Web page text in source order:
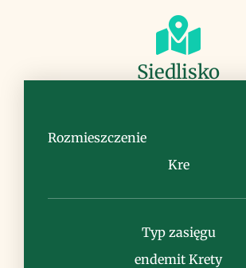
Siedlisko
Uwagi
Rozmieszczenie
Kre
Typ zasięgu
endemit Krety